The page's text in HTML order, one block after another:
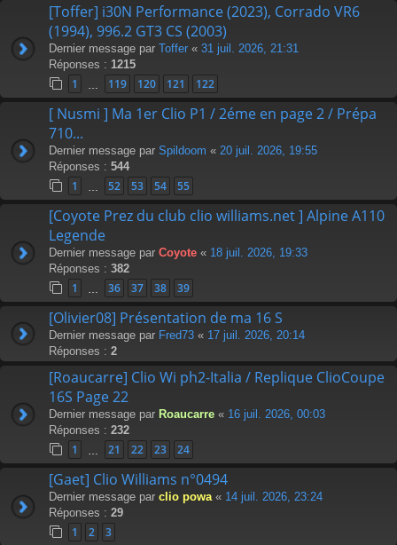
[Toffer] i30N Performance (2023), Corrado VR6
(1994), 996.2 GT3 CS (2003)
Dernier message par Toffer « 31 juil. 2026, 21:31
Réponses : 1215
1 119 120 121 122
[ Nusmi ] Ma 1er Clio P1 / 2éme en page 2 / Prépa
710...
Dernier message par Spildoom « 20 juil. 2026, 19:55
Réponses : 544
1 52 53 54 55
[Coyote Prez du club clio williams.net ] Alpine A110
Legende
Dernier message par Coyote « 18 juil. 2026, 19:33
Réponses : 382
1 36 37 38 39
[Olivier08] Présentation de ma 16 S
Dernier message par Fred73 « 17 juil. 2026, 20:14
Réponses : 2
[Roaucarre] Clio Wi ph2-Italia / Replique ClioCoupe
16S Page 22
Dernier message par Roaucarre « 16 juil. 2026, 00:03
Réponses : 232
1 21 22 23 24
[Gaet] Clio Williams n°0494
Dernier message par clio powa « 14 juil. 2026, 23:24
Réponses : 29
1 2 3